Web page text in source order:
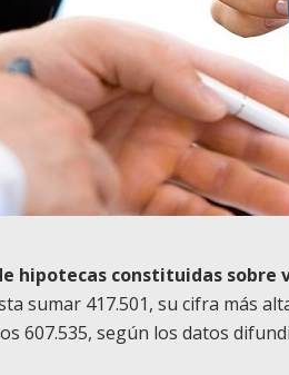
hipotecas constituidas sobre
sumar 417.501, su cifra más
607.535, según los datos